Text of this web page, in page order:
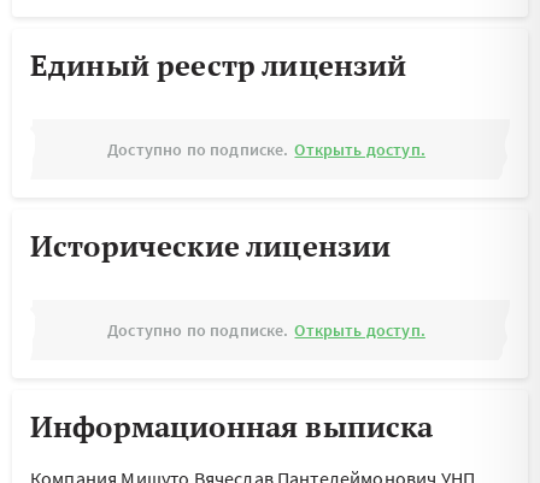
Единый реестр лицензий
Доступно по подписке. Открыть доступ.
Исторические лицензии
Доступно по подписке. Открыть доступ.
Информационная выписка
Компания Мишуто Вячеслав Пантелеймонович УНП